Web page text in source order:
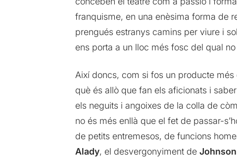
franquisme, en una enèsima forma de
prengués estranys camins per viure i
ens porta a un lloc més fosc del qual
Així doncs, com si fos un producte més
què és allò que fan els aficionats i
els neguits i angoixes de la colla de
no és més enllà que el fet de passar-
de petits entremesos, de funcions
Alady, el desvergonyiment de Johnson